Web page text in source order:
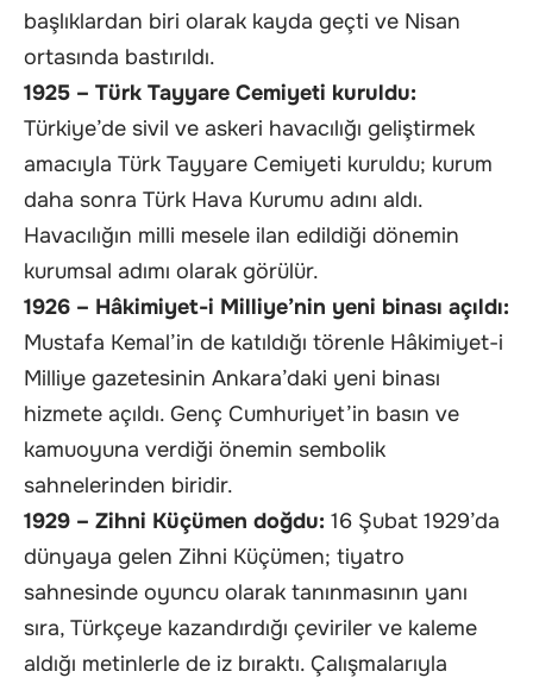
başlıklardan biri olarak kayda geçti ve Nisan
ortasında bastırıldı.
1925 – Türk Tayyare Cemiyeti kuruldu:
Türkiye’de sivil ve askeri havacılığı geliştirmek
amacıyla Türk Tayyare Cemiyeti kuruldu; kurum
daha sonra Türk Hava Kurumu adını aldı.
Havacılığın milli mesele ilan edildiği dönemin
kurumsal adımı olarak görülür.
1926 – Hâkimiyet-i Milliye’nin yeni binası açıldı:
Mustafa Kemal’in de katıldığı törenle Hâkimiyet-i
Milliye gazetesinin Ankara’daki yeni binası
hizmete açıldı. Genç Cumhuriyet’in basın ve
kamuoyuna verdiği önemin sembolik
sahnelerinden biridir.
1929 – Zihni Küçümen doğdu: 16 Şubat 1929’da
dünyaya gelen Zihni Küçümen; tiyatro
sahnesinde oyuncu olarak tanınmasının yanı
sıra, Türkçeye kazandırdığı çeviriler ve kaleme
aldığı metinlerle de iz bıraktı. Çalışmalarıyla